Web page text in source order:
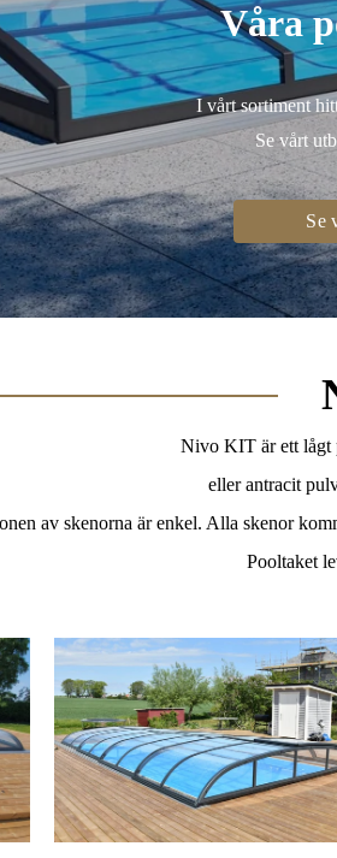
Våra
I vårt sortiment
Se vårt
Se
Nivo KIT är ett lågt
eller antracit
av skenorna är enkel. Alla skenor
Pooltaket